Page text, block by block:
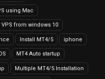
using Mac
from windows 10
Install MT4/5 iphone
MT4 Auto startup
Multiple MT4/5 Installation